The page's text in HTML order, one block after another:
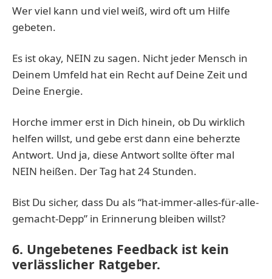
Wer viel kann und viel weiß, wird oft um Hilfe
gebeten.
Es ist okay, NEIN zu sagen. Nicht jeder Mensch in
Deinem Umfeld hat ein Recht auf Deine Zeit und
Deine Energie.
Horche immer erst in Dich hinein, ob Du wirklich
helfen willst, und gebe erst dann eine beherzte
Antwort. Und ja, diese Antwort sollte öfter mal
NEIN heißen. Der Tag hat 24 Stunden.
Bist Du sicher, dass Du als “hat-immer-alles-für-alle-
gemacht-Depp” in Erinnerung bleiben willst?
6. Ungebetenes Feedback ist kein
verlässlicher Ratgeber.